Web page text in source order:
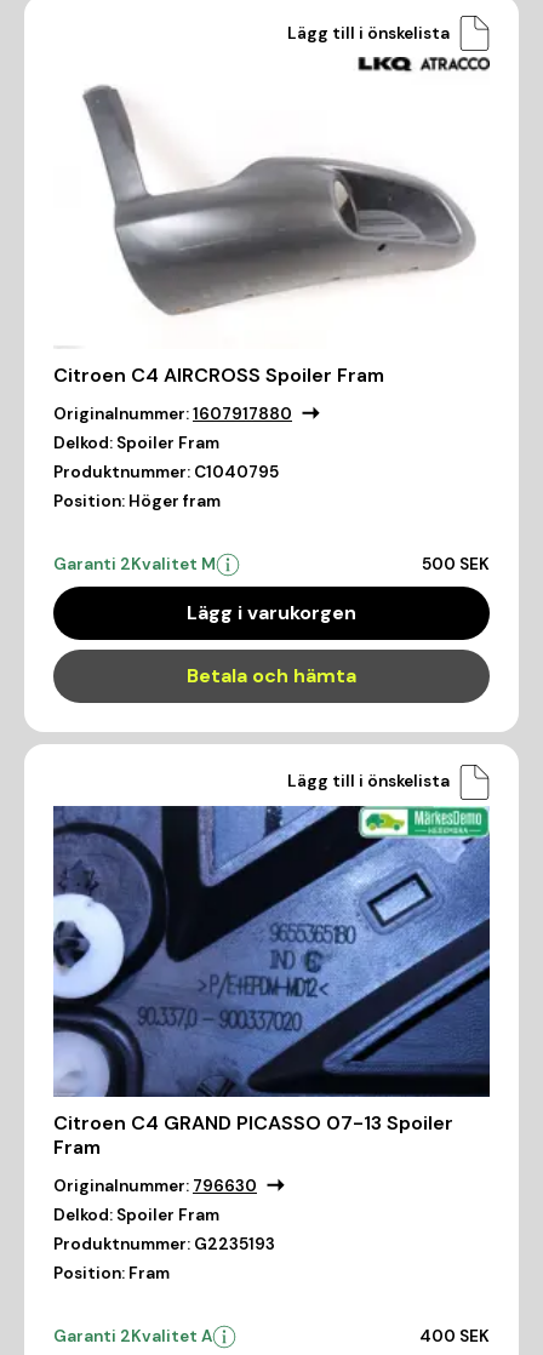
Lägg till i önskelista
Citroen C4 AIRCROSS Spoiler Fram
Originalnummer:1607917880
Delkod: Spoiler Fram
Produktnummer: C1040795
Position: Höger fram
Garanti 2Kvalitet M 500 SEK
Lägg i varukorgen
Betala och hämta
Lägg till i önskelista
Citroen C4 GRAND PICASSO 07-13 Spoiler
Fram
Originalnummer: 796630
Delkod: Spoiler Fram
Produktnummer: G2235193
Position: Fram
Garanti 2Kvalitet A 400 SEK